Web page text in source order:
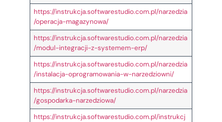
https://instrukcja.softwarestudio.com.pl/narzedzia
/operacja-magazynowa/
https://instrukcja.softwarestudio.com.pl/narzedzia
/modul-integracji-z-systemem-erp/
https://instrukcja.softwarestudio.com.pl/narzedzia
/instalacja-oprogramowania-w-narzedziowni/
https://instrukcja.softwarestudio.com.pl/narzedzia
/gospodarka-narzedziowa/
https://instrukcja.softwarestudio.com.pl/instrukcj